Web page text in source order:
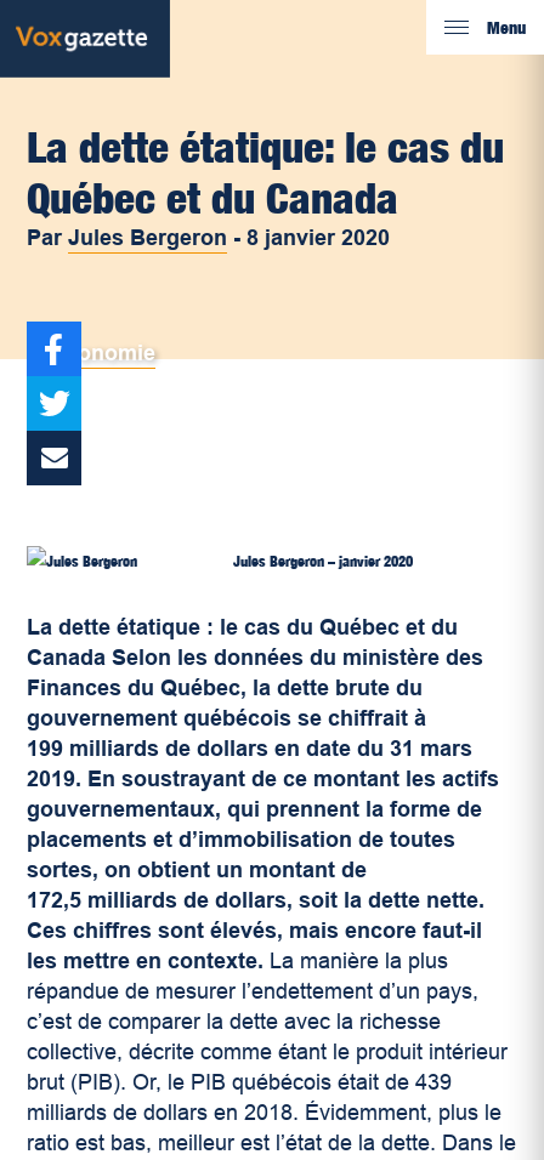
Menu
La dette étatique: le cas du
Québec et du Canada
ParJules Bergeron -8 janvier 2020
Économie
Jules Bergeron – janvier 2020
La dette étatique : le cas du Québec et du
Canada Selon les données du ministère des
Finances du Québec, la dette brute du
gouvernement québécois se chiffrait à
199 milliards de dollars en date du 31 mars
2019. En soustrayant de ce montant les actifs
gouvernementaux, qui prennent la forme de
placements et d’immobilisation de toutes
sortes, on obtient un montant de
172,5 milliards de dollars, soit la dette nette.
Ces chiffres sont élevés, mais encore faut-il
les mettre en contexte. La manière la plus
répandue de mesurer l’endettement d’un pays,
c’est de comparer la dette avec la richesse
collective, décrite comme étant le produit intérieur
brut (PIB). Or, le PIB québécois était de 439
milliards de dollars en 2018. Évidemment, plus le
ratio est bas, meilleur est l’état de la dette. Dans le